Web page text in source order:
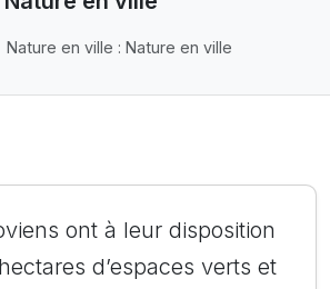
Nature en ville : Nature en ville
ont à leur disposition
d’espaces verts et